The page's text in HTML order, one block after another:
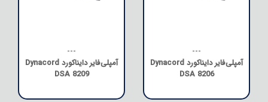
---
آمپلی‌فایر دایناکورد Dynacord
DSA 8206
---
آمپلی‌فایر دایناکورد Dynacord
DSA 8209